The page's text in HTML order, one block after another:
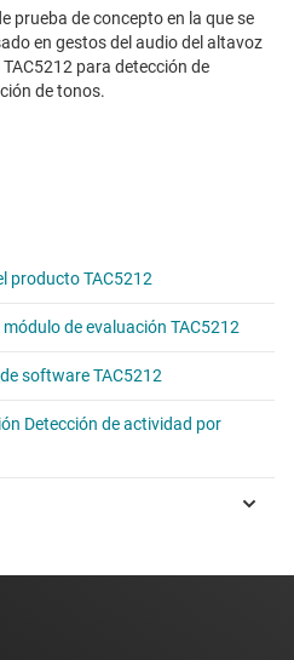
prueba de concepto en la que se
en gestos del audio del altavoz
para detección de
de tonos.
producto TAC5212
de evaluación TAC5212
software TAC5212
Detección de actividad por